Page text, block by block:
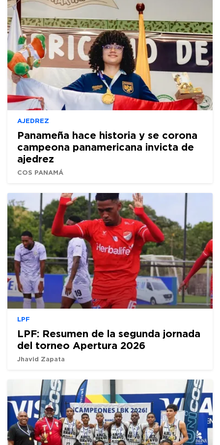
AJEDREZ
Panameña hace historia y se corona
campeona panamericana invicta de
ajedrez
COS PANAMÁ
LPF
LPF: Resumen de la segunda jornada
del torneo Apertura 2026
Jhavid Zapata